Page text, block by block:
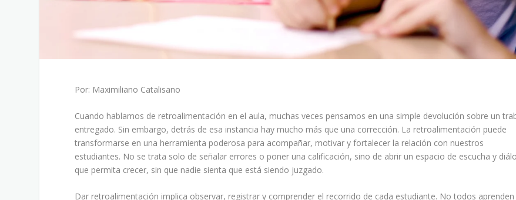
Por: Maximiliano Catalisano
Cuando hablamos de retroalimentación en el aula, muchas veces pensamos en una simple devolución sobre un
entregado. Sin embargo, detrás de esa instancia hay mucho más que una corrección. La retroalimentación puede
transformarse en una herramienta poderosa para acompañar, motivar y fortalecer la relación con nuestros
estudiantes. No se trata solo de señalar errores o poner una calificación, sino de abrir un espacio de escucha y
que permita crecer, sin que nadie sienta que está siendo juzgado.
Dar retroalimentación implica observar, registrar y comprender el recorrido de cada estudiante. No todos aprenden